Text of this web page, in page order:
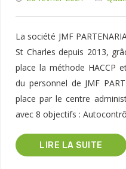
La société JMF
St Charles depuis 2013,
place la méthode HACCP
du personnel de JMF
place par le centre
avec 8 objectifs :
LIRE LA SUITE